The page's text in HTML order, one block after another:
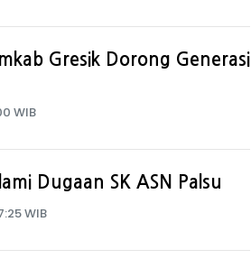
Gresik Dorong Generasi
WIB
Dugaan SK ASN Palsu
WIB